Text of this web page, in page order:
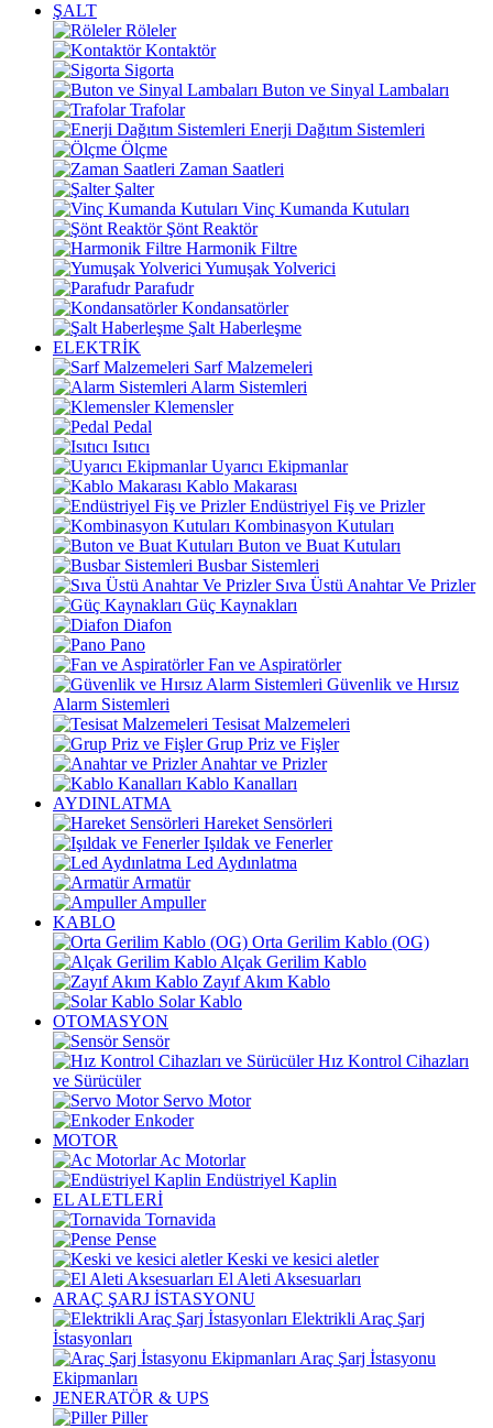
ŞALT
Röleler
Kontaktör
Sigorta
Buton ve Sinyal Lambaları
Trafolar
Enerji Dağıtım Sistemleri
Ölçme
Zaman Saatleri
Şalter
Vinç Kumanda Kutuları
Şönt Reaktör
Harmonik Filtre
Yumuşak Yolverici
Parafudr
Kondansatörler
Şalt Haberleşme
ELEKTRİK
Sarf Malzemeleri
Alarm Sistemleri
Klemensler
Pedal
Isıtıcı
Uyarıcı Ekipmanlar
Kablo Makarası
Endüstriyel Fiş ve Prizler
Kombinasyon Kutuları
Buton ve Buat Kutuları
Busbar Sistemleri
Sıva Üstü Anahtar Ve Prizler
Güç Kaynakları
Diafon
Pano
Fan ve Aspiratörler
Güvenlik ve Hırsız
Alarm Sistemleri
Tesisat Malzemeleri
Grup Priz ve Fişler
Anahtar ve Prizler
Kablo Kanalları
AYDINLATMA
Hareket Sensörleri
Işıldak ve Fenerler
Led Aydınlatma
Armatür
Ampuller
KABLO
Orta Gerilim Kablo (OG)
Alçak Gerilim Kablo
Zayıf Akım Kablo
Solar Kablo
OTOMASYON
Sensör
Hız Kontrol Cihazları
ve Sürücüler
Servo Motor
Enkoder
MOTOR
Ac Motorlar
Endüstriyel Kaplin
EL ALETLERİ
Tornavida
Pense
Keski ve kesici aletler
El Aleti Aksesuarları
ARAÇ ŞARJ İSTASYONU
Elektrikli Araç Şarj
İstasyonları
Araç Şarj İstasyonu
Ekipmanları
JENERATÖR & UPS
Piller